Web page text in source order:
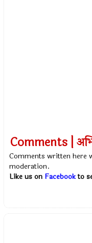
Comments |
Comments written here
moderation.
Like us on Facebookto